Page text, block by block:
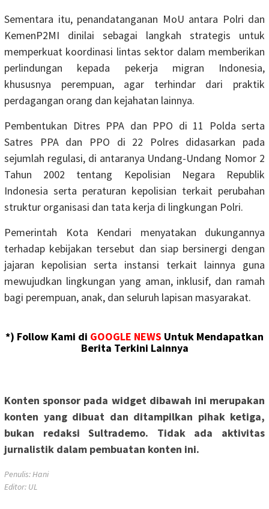
Sementara itu, penandatanganan MoU antara Polri dan
KemenP2MI dinilai sebagai langkah strategis untuk
memperkuat koordinasi lintas sektor dalam memberikan
perlindungan kepada pekerja migran Indonesia,
khususnya perempuan, agar terhindar dari praktik
perdagangan orang dan kejahatan lainnya.
Pembentukan Ditres PPA dan PPO di 11 Polda serta
Satres PPA dan PPO di 22 Polres didasarkan pada
sejumlah regulasi, di antaranya Undang-Undang Nomor 2
Tahun 2002 tentang Kepolisian Negara Republik
Indonesia serta peraturan kepolisian terkait perubahan
struktur organisasi dan tata kerja di lingkungan Polri.
Pemerintah Kota Kendari menyatakan dukungannya
terhadap kebijakan tersebut dan siap bersinergi dengan
jajaran kepolisian serta instansi terkait lainnya guna
mewujudkan lingkungan yang aman, inklusif, dan ramah
bagi perempuan, anak, dan seluruh lapisan masyarakat.
*) Follow Kami di GOOGLE NEWS Untuk Mendapatkan
Berita Terkini Lainnya
Konten sponsor pada widget dibawah ini merupakan
konten yang dibuat dan ditampilkan pihak ketiga,
bukan redaksi Sultrademo. Tidak ada aktivitas
jurnalistik dalam pembuatan konten ini.
Penulis: Hani
Editor: UL